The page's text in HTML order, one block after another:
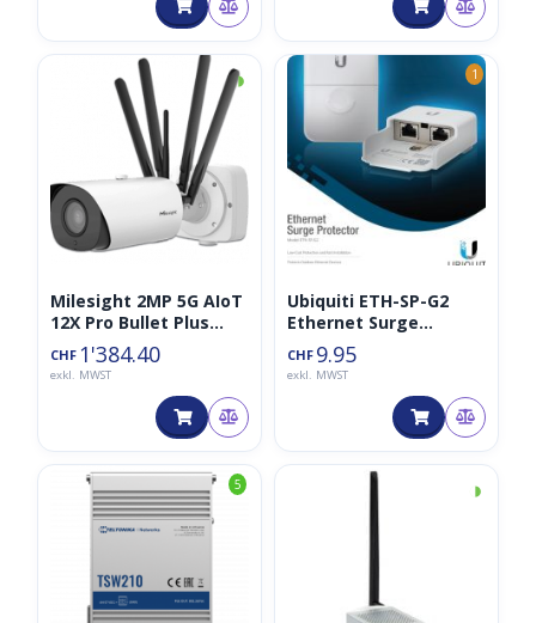
◑
Milesight 2MP 5G AIoT
12X Pro Bullet Plus
Network Camera
CHF 1'384.40
exkl. MWST
1
Ubiquiti ETH-SP-G2
Ethernet Surge
Protector
CHF 9.95
exkl. MWST
5 ◑